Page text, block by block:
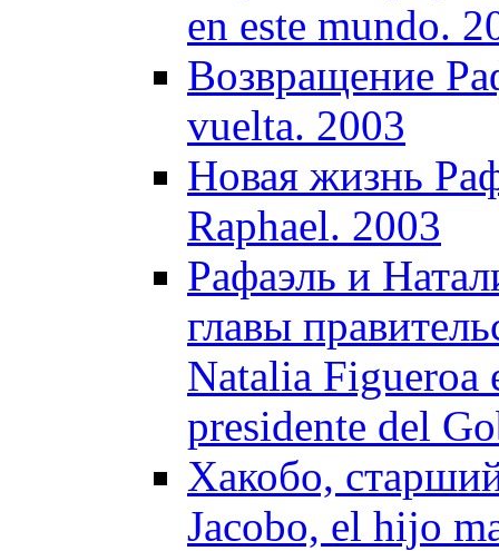
en este mundo.
Возвращение
vuelta. 2003
Новая жизнь
Raphael. 2003
Рафаэль и
главы
Natalia Figueroa
presidente del
Хакобо,
Jacobo, el hijo